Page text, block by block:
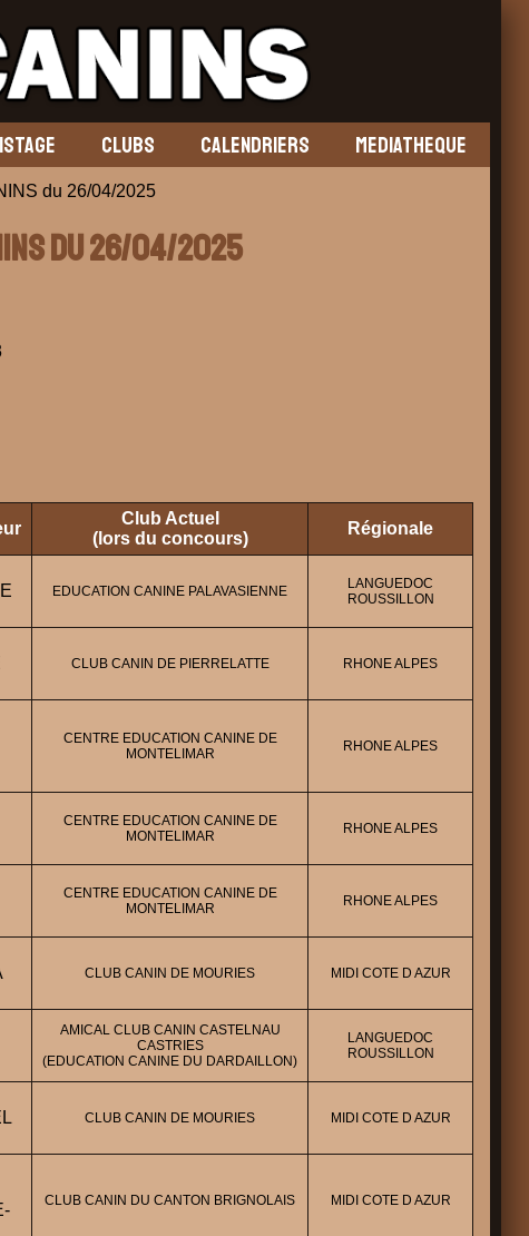
CLUBS CALENDRIERS MEDIATHEQUE
du 26/04/2025
du 26/04/2025
Club Actuel
(lors du concours)
Régionale
EDUCATION CANINE PALAVASIENNE
LANGUEDOC
ROUSSILLON
CLUB CANIN DE PIERRELATTE RHONE ALPES
CENTRE EDUCATION CANINE DE
MONTELIMAR
RHONE ALPES
CENTRE EDUCATION CANINE DE
MONTELIMAR
RHONE ALPES
CENTRE EDUCATION CANINE DE
MONTELIMAR
RHONE ALPES
CLUB CANIN DE MOURIES MIDI COTE D AZUR
AMICAL CLUB CANIN CASTELNAU
CASTRIES
(EDUCATION CANINE DU DARDAILLON)
LANGUEDOC
ROUSSILLON
CLUB CANIN DE MOURIES MIDI COTE D AZUR
CLUB CANIN DU CANTON BRIGNOLAIS MIDI COTE D AZUR